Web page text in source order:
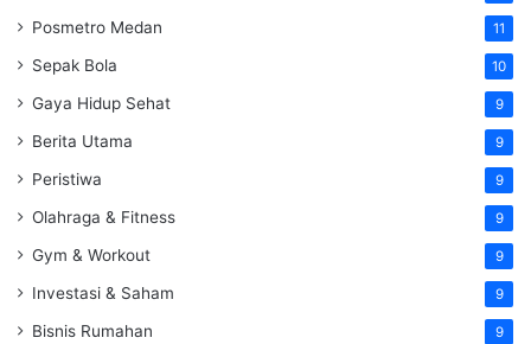
Posmetro Medan 11
Sepak Bola 10
Gaya Hidup Sehat 9
Berita Utama 9
Peristiwa 9
Olahraga & Fitness 9
Gym & Workout 9
Investasi & Saham 9
Bisnis Rumahan 9